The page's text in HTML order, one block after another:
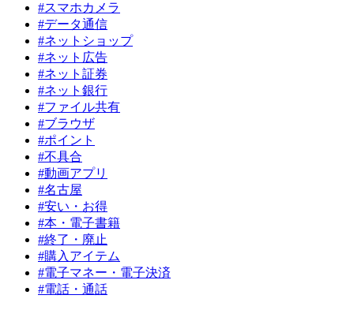
#スマホカメラ
#データ通信
#ネットショップ
#ネット広告
#ネット証券
#ネット銀行
#ファイル共有
#ブラウザ
#ポイント
#不具合
#動画アプリ
#名古屋
#安い・お得
#本・電子書籍
#終了・廃止
#購入アイテム
#電子マネー・電子決済
#電話・通話